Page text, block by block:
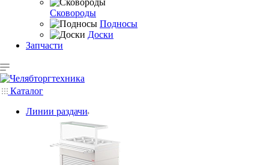
Сковороды
Подносы
Доски
Запчасти
Каталог
Линии раздачи